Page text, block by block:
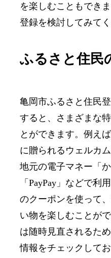
を楽しむこともでき
登録を検討してみてく
ふるさと住民
亀岡市ふるさと住民
すると、さまざまな
とができます。例え
に贈られるウェルカム
地元の電子マネー「
「PayPay」などで利
のクーポンを使って
い物を楽しむことが
は随時見直されるた
情報をチェックして